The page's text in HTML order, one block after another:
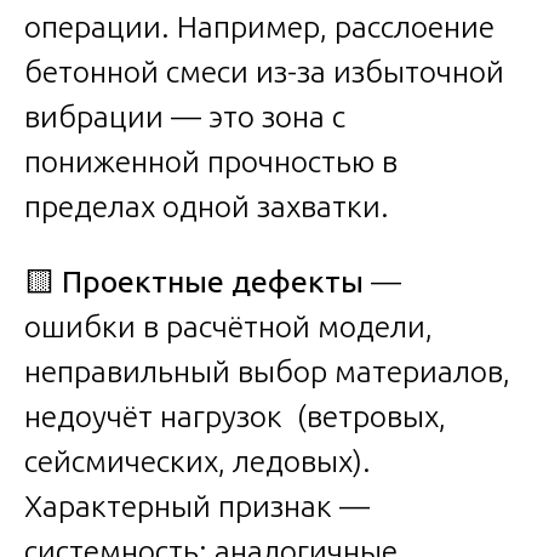
операции. Например, расслоение
бетонной смеси из-за избыточной
вибрации — это зона с
пониженной прочностью в
пределах одной захватки.
🟨 Проектные дефекты —
ошибки в расчётной модели,
неправильный выбор материалов,
недоучёт нагрузок (ветровых,
сейсмических, ледовых).
Характерный признак —